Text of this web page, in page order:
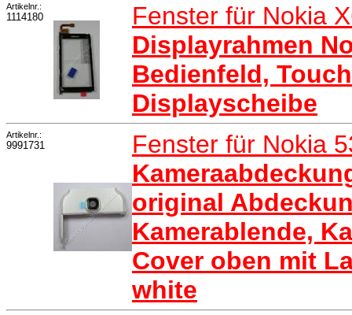
Artikelnr.:
1114180
Fenster für Nokia
Displayrahmen
Bedienfeld,
Displayscheibe
Artikelnr.:
9991731
Fenster für Nokia
original
Kamerablende,
Cover oben mit
white